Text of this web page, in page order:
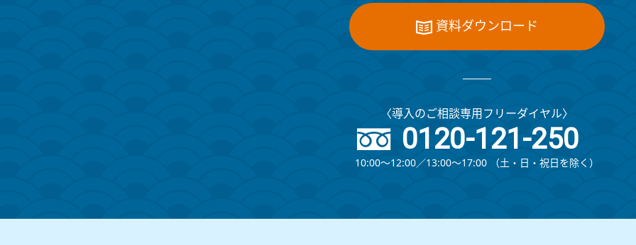
資料ダウンロード
〈導入のご相談専用フリーダイヤル〉
0120-121-250
10:00～12:00∕13:00～17:00 （⼟・⽇・祝⽇を除く）